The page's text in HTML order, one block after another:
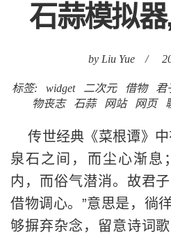
石蒜模拟
by Liu Yue /
标签: widget 二次元 借物 君
物丧志
石蒜 网站 网页
传世经典《菜根谭》中
泉石之间，而尘心渐息
内，而俗气潜消。故君
借物调心。”意思是，徜
够摒弃杂念，留意诗词